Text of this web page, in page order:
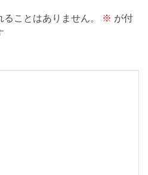
ことはありません。 ※ が付